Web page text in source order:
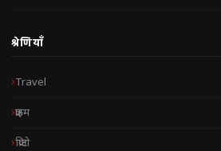
श्रेणियाँ
Travel
क्राइम
क्रिप्टो